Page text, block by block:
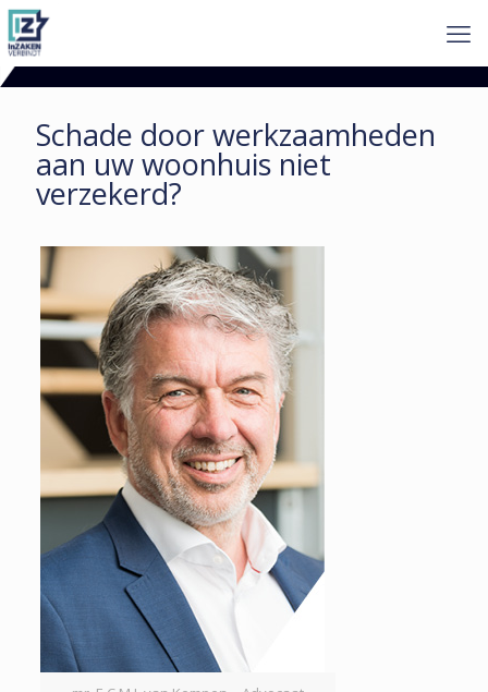
Schade door werkzaamheden
aan uw woonhuis niet
verzekerd?